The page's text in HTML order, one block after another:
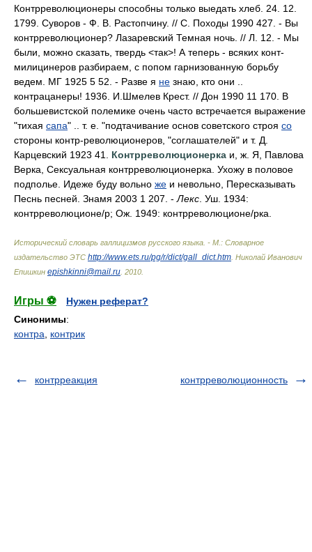
Контрреволюционеры способны только выедать хлеб. 24. 12.
1799. Суворов - Ф. В. Растопчину. // С. Походы 1990 427. - Вы
контрреволюционер? Лазаревский Темная ночь. // Л. 12. - Мы
были, можно сказать, твердь <так>! А теперь - всяких конт-
милицинеров разбираем, с попом гарнизованную борьбу
ведем. МГ 1925 5 52. - Разве я не знаю, кто они ..
контрацанеры! 1936. И.Шмелев Крест. // Дон 1990 11 170. В
большевистской полемике очень часто встречается выражение
"тихая сапа" .. т. е. "подтачивание основ советского строя со
стороны контр-революционеров, "соглашателей" и т. Д.
Карцевский 1923 41. Контрреволюционерка и, ж. Я, Павлова
Верка, Сексуальная контрреволюционерка. Ухожу в половое
подполье. Идеже буду вольно же и невольно, Пересказывать
Песнь песней. Знамя 2003 1 207. - Лекс . Уш. 1934:
контрреволюционе/р; Ож. 1949: контрреволюционе/рка.
Исторический словарь галлицизмов русского языка. - М.: Словарное
издательство ЭТС http://www.ets.ru/pg/r/dict/gall_dict.htm Николай Иванович
Епишкин epishkinni@mail.ru 2010
Игры ⚽
Нужен реферат?
Синонимы:
контра
контрик
контрреакция контрреволюционность